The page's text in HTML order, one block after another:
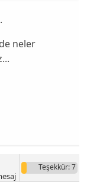
neler
Teşekkür: 7